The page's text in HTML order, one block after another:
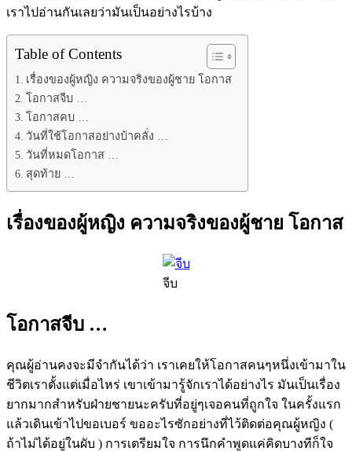
เราไปอ่านกันเลยว่ามันเป็นอย่างไรบ้าง
Table of Contents
เรื่องของผู้หญิง ความจริงของผู้ชาย โอกาส
โอกาสจีบ …
โอกาสคบ …
วันที่ใช้โอกาสอย่างบ้าคลั่ง …
วันที่หมดโอกาส …
สุดท้าย …
เรื่องของผู้หญิง ความจริงของผู้ชาย โอกาส
จีบ
โอกาสจีบ …
คุณผู้อ่านคงจะมีจำกันได้ว่า เราเคยให้โอกาสคนๆหนึ่งเข้ามาใน
ชีวิตเราตั้งแต่เมื่อไหร่ เขาเข้ามารู้จักเราได้อย่างไร มันเป็นเรื่อง
ยากมากสำหรับฝ่ายชายนะครับที่อยู่ๆเจอคนที่ถูกใจ ในครั้งแรก
แล้วเดินเข้าไปขอเบอร์ ขออะไรซักอย่างที่ไว้ติดต่อคุณผู้หญิง (
ถ้าไม่ได้อยู่ในผับ ) การเตรียมใจ การนึกคำพูดแค่คิดบางทีก็ใจ